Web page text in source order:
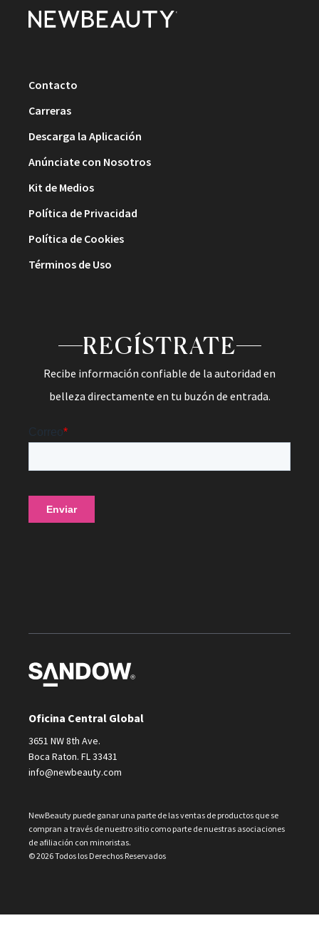
Contacto
Carreras
Descarga la Aplicación
Anúnciate con Nosotros
Kit de Medios
Política de Privacidad
Política de Cookies
Términos de Uso
REGÍSTRATE
Recibe información confiable de la autoridad en
belleza directamente en tu buzón de entrada.
Oficina Central Global
3651 NW 8th Ave.
Boca Raton. FL 33431
info@newbeauty.com
NewBeauty puede ganar una parte de las ventas de productos que se
compran a través de nuestro sitio como parte de nuestras asociaciones
de afiliación con minoristas.
© 2026 Todos los Derechos Reservados